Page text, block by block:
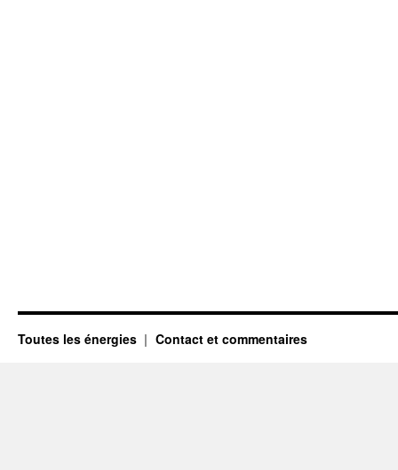
Toutes les énergies Contact et commentaires